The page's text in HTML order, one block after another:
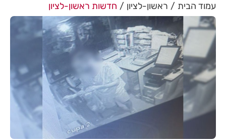
עמוד הבית ראשון-לציון חדשות ראשון-לציון